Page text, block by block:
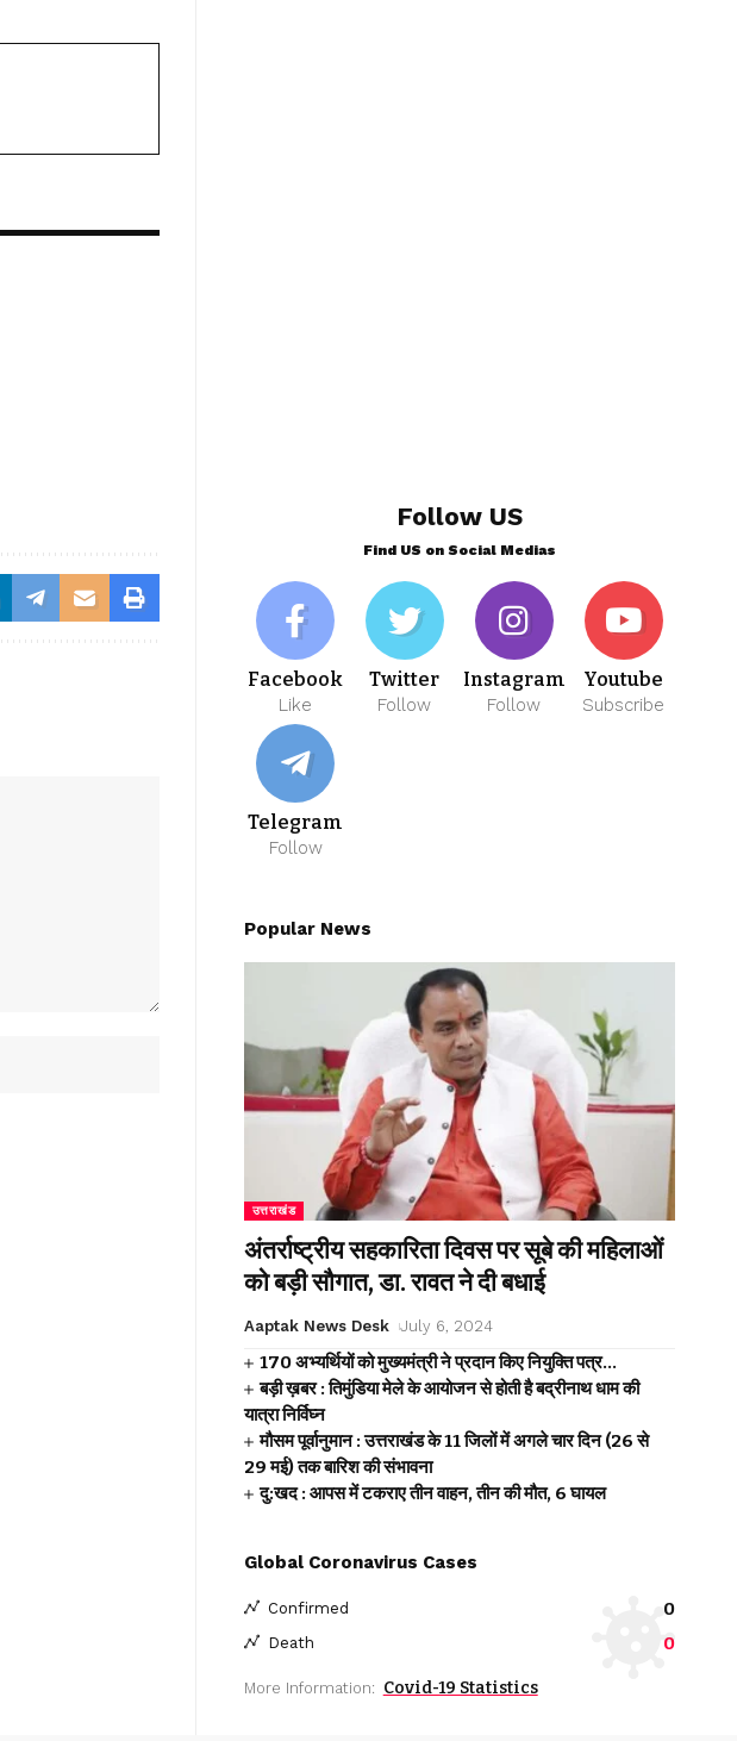
Follow US
Find US on Social Medias
Facebook
Like
Twitter
Follow
Instagram
Follow
Youtube
Subscribe
Telegram
Follow
Popular News
उत्तराखंड
अंतर्राष्ट्रीय सहकारिता दिवस पर सूबे की महिलाओं
को बड़ी सौगात, डा. रावत ने दी बधाई
Aaptak News Desk July 6, 2024
170 अभ्यर्थियों को मुख्यमंत्री ने प्रदान किए नियुक्ति पत्र…
बड़ी ख़बर : तिमुंडिया मेले के आयोजन से होती है बद्रीनाथ धाम की
यात्रा निर्विघ्न
मौसम पूर्वानुमान : उत्तराखंड के 11 जिलों में अगले चार दिन (26 से
29 मई) तक बारिश की संभावना
दु:खद : आपस में टकराए तीन वाहन, तीन की मौत, 6 घायल
Global Coronavirus Cases
Confirmed 0
Death 0
More Information: Covid-19 Statistics